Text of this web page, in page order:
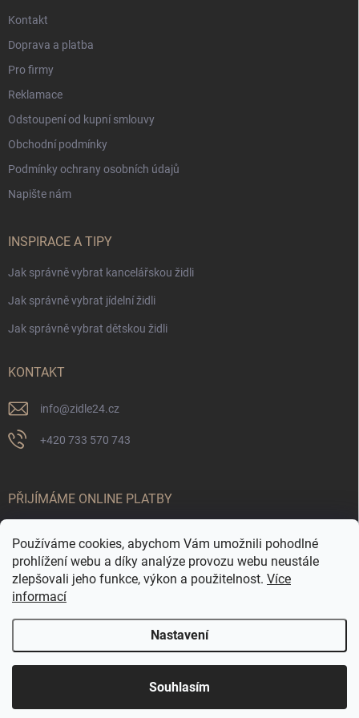
Používáme cookies, abychom Vám umožnili pohodlné
prohlížení webu a díky analýze provozu webu neustále
zlepšovali jeho funkce, výkon a použitelnost. Více
informací
Nastavení
Souhlasím
vybrané produkty. Akce platí pouze po omezenou
Kontakt
Doprava a platba
Pro firmy
Reklamace
Odstoupení od kupní smlouvy
Obchodní podmínky
Podmínky ochrany osobních údajů
Napište nám
INSPIRACE A TIPY
Jak správně vybrat kancelářskou židli
Jak správně vybrat jídelní židli
Jak správně vybrat dětskou židli
KONTAKT
info@zidle24.cz
+420 733 570 743
PŘIJÍMÁME ONLINE PLATBY
Židle24.cz . Všechna práva vyhrazena.